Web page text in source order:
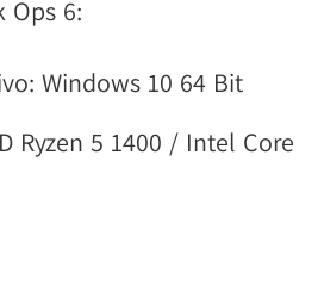
Ops 6:
Windows 10 64 Bit
Ryzen 5 1400 / Intel Core